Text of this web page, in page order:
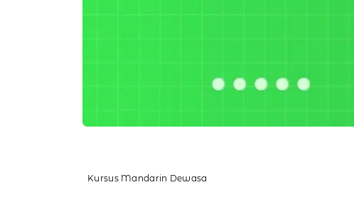
Kursus Mandarin Dewasa